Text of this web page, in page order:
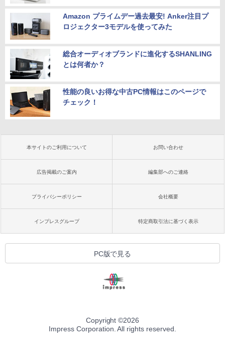
Amazon プライムデー過去最安! Anker注目プ
ロジェクター3モデルを使ってみた
総合オーディオブランドに進化するSHANLING
とは何者か？
性能の良いお得な中古PC情報はこのページで
チェック！
本サイトのご利用について お問い合わせ
広告掲載のご案内 編集部へのご連絡
プライバシーポリシー 会社概要
インプレスグループ 特定商取引法に基づく表示
PC版で見る
Copyright ©2026
Impress Corporation. All rights reserved.